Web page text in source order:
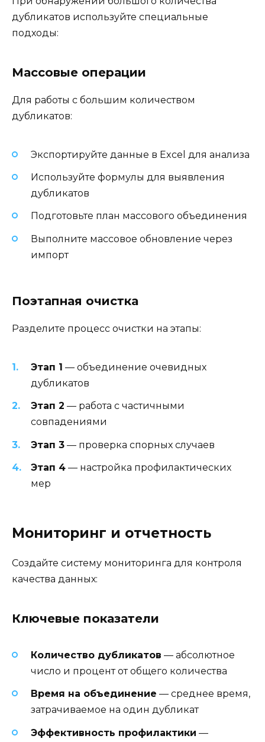
дубликатов используйте специальные
подходы:
Массовые операции
Для работы с большим количеством
дубликатов:
Экспортируйте данные в Excel для анализа
Используйте формулы для выявления
дубликатов
Подготовьте план массового объединения
Выполните массовое обновление через
импорт
Поэтапная очистка
Разделите процесс очистки на этапы:
Этап 1 — объединение очевидных
дубликатов
Этап 2 — работа с частичными
совпадениями
Этап 3 — проверка спорных случаев
Этап 4 — настройка профилактических
мер
Мониторинг и отчетность
Создайте систему мониторинга для контроля
качества данных:
Ключевые показатели
Количество дубликатов — абсолютное
число и процент от общего количества
Время на объединение — среднее время,
затрачиваемое на один дубликат
Эффективность профилактики —